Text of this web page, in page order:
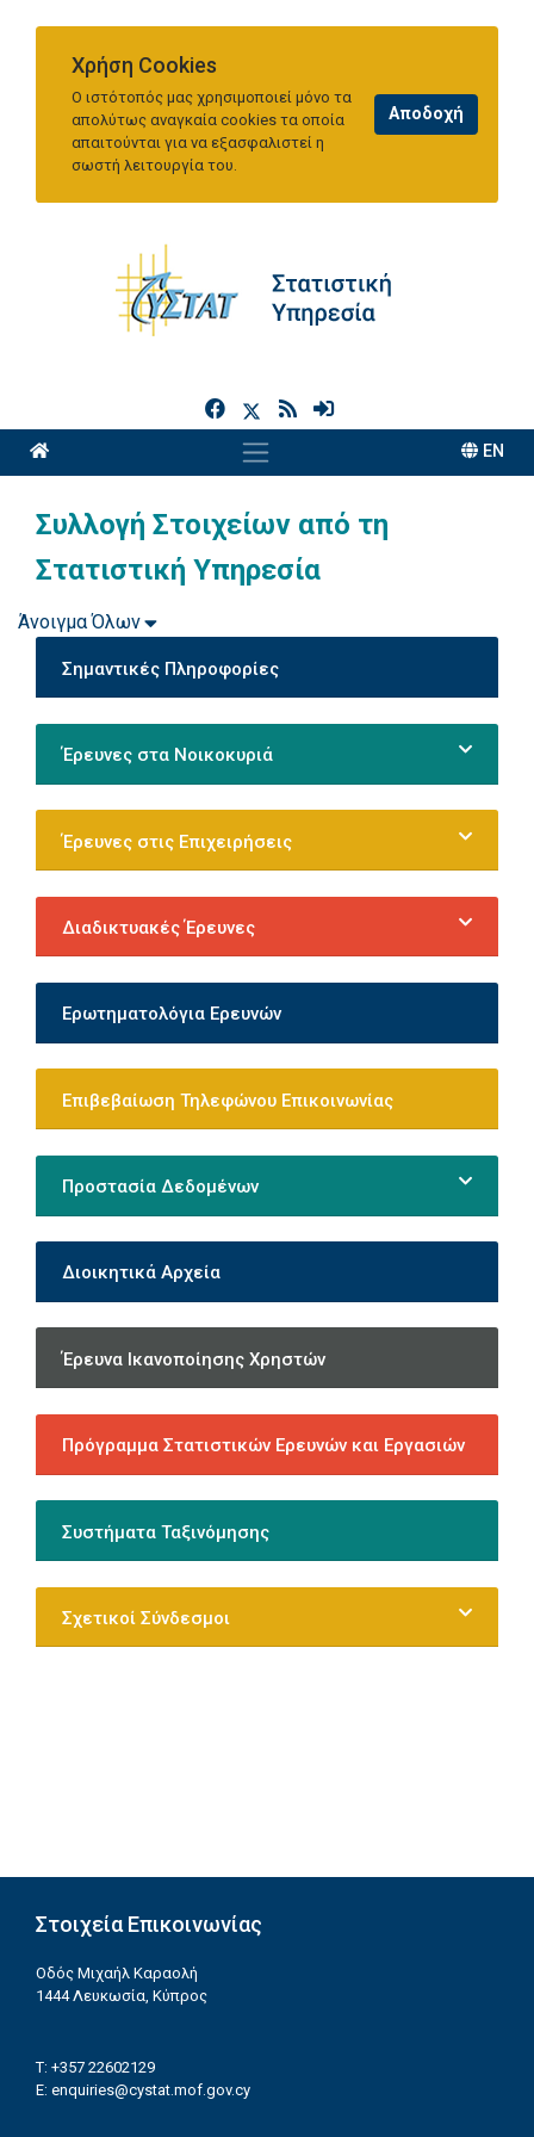
Χρήση Cookies
Ο ιστότοπός μας χρησιμοποιεί μόνο τα
απολύτως αναγκαία cookies τα οποία
απαιτούνται για να εξασφαλιστεί η
σωστή λειτουργία του.
h
EN
Συλλογή Στοιχείων από τη
Στατιστική Υπηρεσία
Άνοιγμα Όλων
Σημαντικές Πληροφορίες
Έρευνες στα Νοικοκυριά
Έρευνες στις Επιχειρήσεις
Διαδικτυακές Έρευνες
Ερωτηματολόγια Ερευνών
Επιβεβαίωση Τηλεφώνου Επικοινωνίας
Προστασία Δεδομένων
Διοικητικά Αρχεία
Έρευνα Ικανοποίησης Χρηστών
Πρόγραμμα Στατιστικών Ερευνών και Εργασιών
Συστήματα Ταξινόμησης
Σχετικοί Σύνδεσμοι
Στοιχεία Επικοινωνίας
Οδός Μιχαήλ Καραολή
1444 Λευκωσία, Κύπρος
T: +357 22602129
E: enquiries@cystat.mof.gov.cy